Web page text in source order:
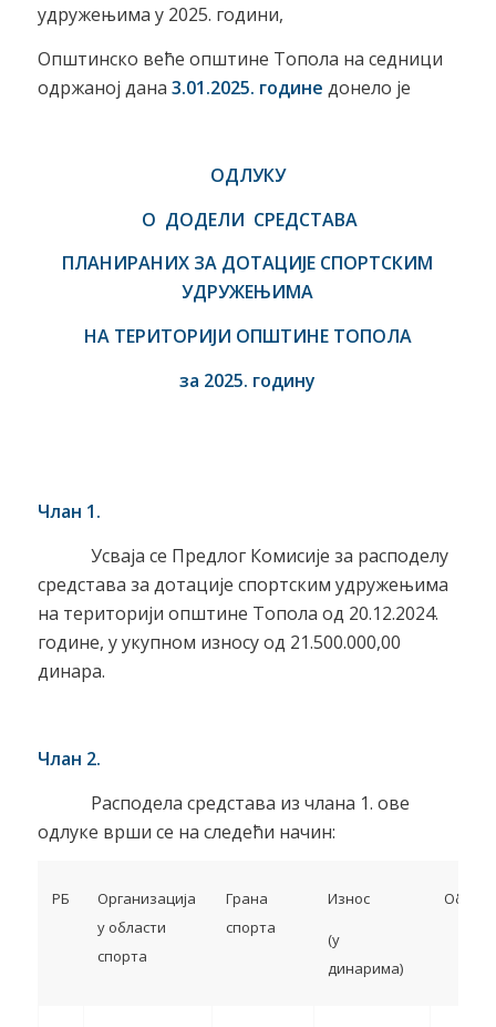
удружењима у 2025. години,
Општинско веће општине Топола на седници
одржаној дана 3.01.2025. године донело је
ОДЛУКУ
О ДОДЕЛИ СРЕДСТАВА
ПЛАНИРАНИХ ЗА ДОТАЦИЈЕ СПОРТСКИМ
УДРУЖЕЊИМА
НА ТЕРИТОРИЈИ ОПШТИНЕ ТОПОЛА
за 2025. годину
Члан 1.
Усваја се Предлог Комисије за расподелу
средстава за дотације спортским удружењима
на територији општине Топола од 20.12.2024.
године, у укупном износу од 21.500.000,00
динара.
Члан 2.
Расподела средстава из члана 1. ове
одлуке врши се на следећи начин:
РБ
Организација
у области
спорта
Грана
спорта
Износ
(у
динарима)
Oбласт